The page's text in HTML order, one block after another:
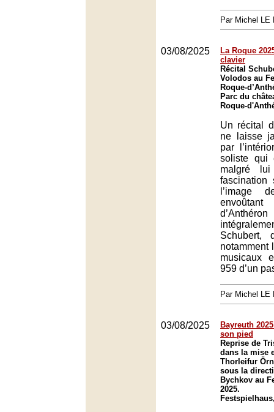
Par Michel LE
03/08/2025
La Roque
clavier
Récital
Volodos au
Roque-
Parc du
Roque-
Un récital
ne laisse
par
soliste qui
malgré
l’image
Schubert,
notamment
musicaux
959 d’un
Par Michel LE
03/08/2025
Bayreuth
son pied
Reprise de
dans la mise
Thorleifur
sous la
Bychkov au
2025.